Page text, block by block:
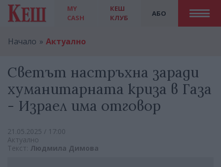
MY
CASH
АБО
КЕШ
КЛУБ
Начало Актуално
Светът настръхна заради
хуманитарната криза в Газа
- Израел има отговор
21.05.2025 / 17:00
Актуално
Текст: Людмила Димова